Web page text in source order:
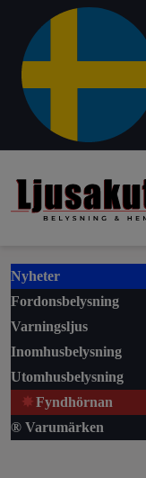
Nyheter
Fordonsbelysning
Varningsljus
Inomhusbelysning
Utomhusbelysning
Fyndhörnan
® Varumärken